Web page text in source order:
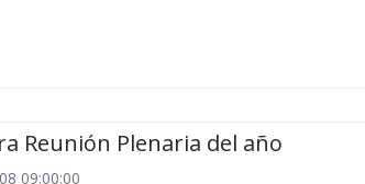
Reunión Plenaria del año
09:00:00